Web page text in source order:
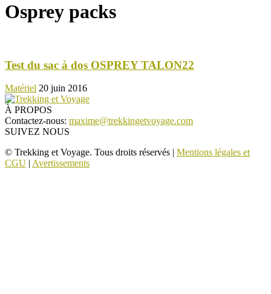
Osprey packs
Test du sac à dos OSPREY TALON22
Matériel 20 juin 2016
À PROPOS
Contactez-nous: maxime@trekkingetvoyage.com
SUIVEZ NOUS
© Trekking et Voyage. Tous droits réservés | Mentions légales et
CGU | Avertissements